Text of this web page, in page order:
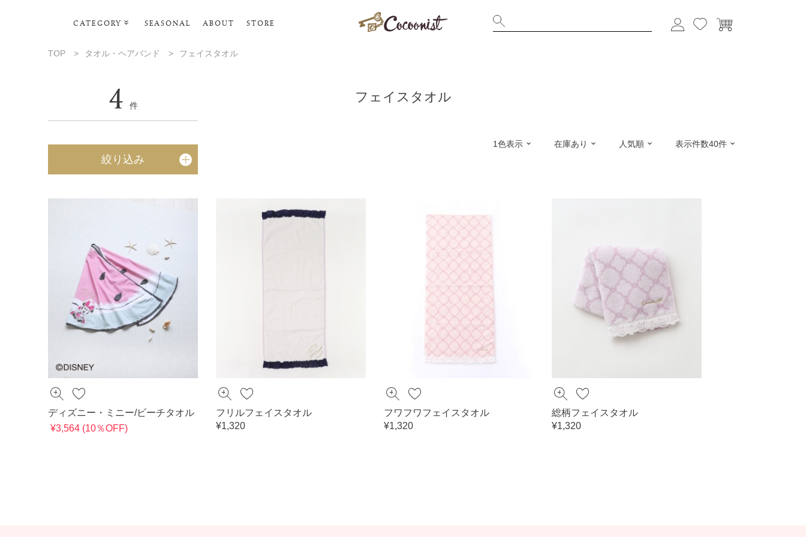
CATEGORY SEASONAL ABOUT STORE
ポーチ･トラベルグッズ
タオル・ヘアバンド
TOP > タオル・ヘアバンド > フェイスタオル
フェイスタオル
4 件
絞り込み
1色表示 在庫あり 人気順 表示件数40件
ディズニー・ミニー/ビーチタオル
¥3,564 (10％OFF)
フリルフェイスタオル
¥1,320
フワフワフェイスタオル
¥1,320
総柄フェイスタオル
¥1,320